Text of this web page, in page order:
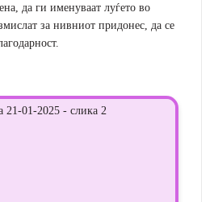
да ги именуваат луѓето во
за нивниот придонес, да се